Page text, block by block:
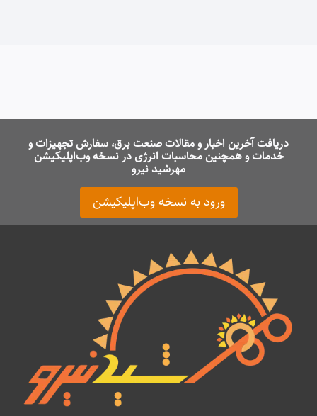
دریافت آخرین اخبار و مقالات صنعت برق، سفارش تجهیزات و
خدمات و همچنین محاسبات انرژی در نسخه وب‌اپلیکیشن
مهرشید نیرو
ورود به نسخه وب‌اپلیکیشن